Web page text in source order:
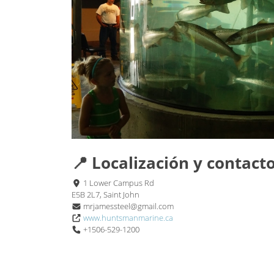
📍 Localización y
1 Lower Campus Rd
E5B 2L7, Saint John
mrjamessteel@gmail.com
www.huntsmanmarine.ca
+1506-529-1200